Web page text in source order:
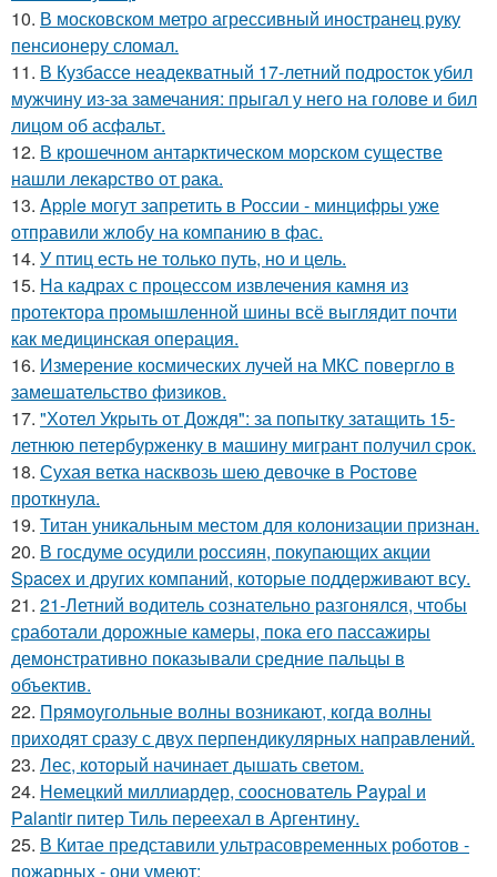
10. В московском метро агрессивный иностранец руку
пенсионеру сломал.
11. В Кузбассе неадекватный 17-летний подросток убил
мужчину из-за замечания: прыгал у него на голове и бил
лицом об асфальт.
12. В крошечном антарктическом морском существе
нашли лекарство от рака.
13. Apple могут запретить в России - минцифры уже
отправили жлобу на компанию в фас.
14. У птиц есть не только путь, но и цель.
15. На кадрах с процессом извлечения камня из
протектора промышленной шины всё выглядит почти
как медицинская операция.
16. Измерение космических лучей на МКС повергло в
замешательство физиков.
17. "Хотел Укрыть от Дождя": за попытку затащить 15-
летнюю петербурженку в машину мигрант получил срок.
18. Сухая ветка насквозь шею девочке в Ростове
проткнула.
19. Титан уникальным местом для колонизации признан.
20. В госдуме осудили россиян, покупающих акции
Spacex и других компаний, которые поддерживают всу.
21. 21-Летний водитель сознательно разгонялся, чтобы
сработали дорожные камеры, пока его пассажиры
демонстративно показывали средние пальцы в
объектив.
22. Прямоугольные волны возникают, когда волны
приходят сразу с двух перпендикулярных направлений.
23. Лес, который начинает дышать светом.
24. Немецкий миллиардер, сооснователь Paypal и
Palantir питер Тиль переехал в Аргентину.
25. В Китае представили ультрасовременных роботов -
пожарных - они умеют: